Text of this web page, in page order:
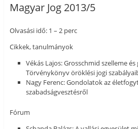
Magyar Jog 2013/5
Olvasási idő: 1 – 2 perc
Cikkek, tanulmányok
Vékás Lajos: Grosschmid szelleme
Törvénykönyv öröklési jogi
Nagy Ferenc: Gondolatok az
szabadságvesztésről
Fórum